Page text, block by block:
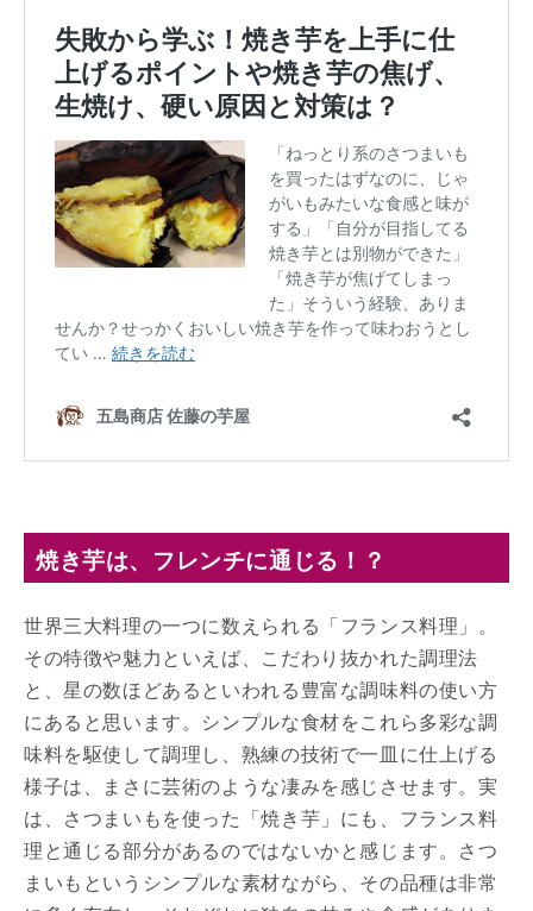
焼き芋は、フレンチに通じる！？
世界三大料理の一つに数えられる「フランス料理」。
その特徴や魅力といえば、こだわり抜かれた調理法
と、星の数ほどあるといわれる豊富な調味料の使い方
にあると思います。シンプルな食材をこれら多彩な調
味料を駆使して調理し、熟練の技術で一皿に仕上げる
様子は、まさに芸術のような凄みを感じさせます。実
は、さつまいもを使った「焼き芋」にも、フランス料
理と通じる部分があるのではないかと感じます。さつ
まいもというシンプルな素材ながら、その品種は非常